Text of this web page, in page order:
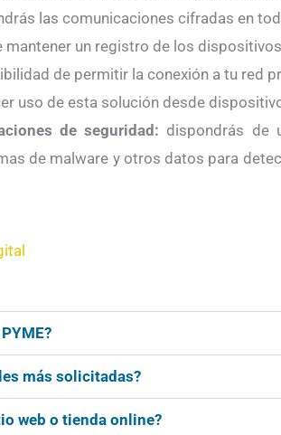
las comunicaciones cifradas en
mantener un registro de los
de permitir la conexión a tu red
uso de esta solución desde
de seguridad: dispondrás de
de malware y otros datos para
más solicitadas?
web o tienda online?